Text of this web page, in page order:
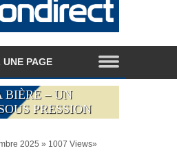
BIÈRE – UN
PRESSION
2025 » 1007 Views»